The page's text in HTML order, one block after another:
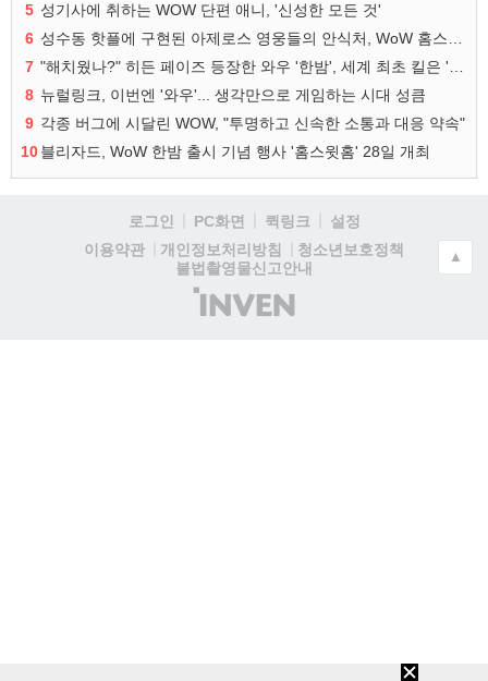
5 성기사에 취하는 WOW 단편 애니, '신성한 모든 것'
6
7
8 뉴럴링크, 이번엔 '와우'... 생각만으로 게임하는 시대 성큼
9 각종 버그에 시달린 WOW, "투명하고 신속한 소통과 대응 약속"
10블리자드, WoW 한밤 출시 기념 행사 '홈스윗홈' 28일 개최
로그인 PC화면 퀵링크
설정
이용약관
개인정보처리방침
청소년보호정책
불법촬영물신고안내
(주)
인
▲